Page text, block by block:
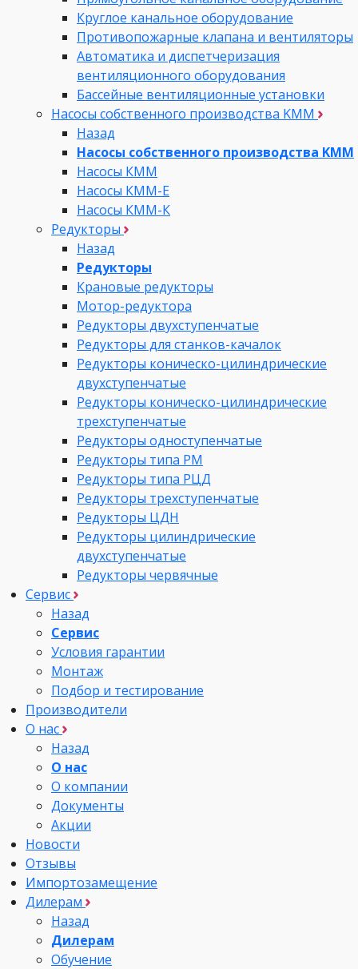
Круглое канальное оборудование
Противопожарные клапана и вентиляторы
Автоматика и диспетчеризация
вентиляционного оборудования
Бассейные вентиляционные установки
Насосы собственного производства KMM
Назад
Насосы собственного производства KMM
Насосы КММ
Насосы КММ-Е
Насосы КММ-К
Редукторы
Назад
Редукторы
Крановые редукторы
Мотор-редуктора
Редукторы двухступенчатые
Редукторы для станков-качалок
Редукторы коническо-цилиндрические
двухступенчатые
Редукторы коническо-цилиндрические
трехступенчатые
Редукторы одноступенчатые
Редукторы типа РМ
Редукторы типа РЦД
Редукторы трехступенчатые
Редукторы ЦДН
Редукторы цилиндрические
двухступенчатые
Редукторы червячные
Сервис
Назад
Сервис
Условия гарантии
Монтаж
Подбор и тестирование
Производители
О нас
Назад
О нас
О компании
Документы
Акции
Новости
Отзывы
Импортозамещение
Дилерам
Назад
Дилерам
Обучение